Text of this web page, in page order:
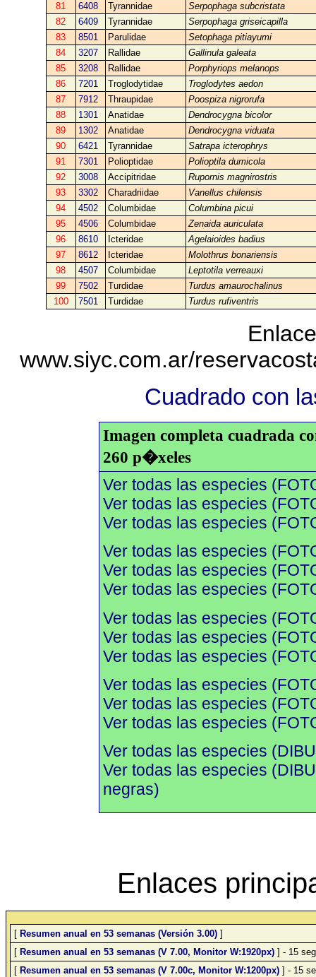
81
6408 Tyrannidae
Serpophaga subcristata
82
6409 Tyrannidae
Serpophaga griseicapilla
83
8501 Parulidae
Setophaga pitiayumi
84
3207 Rallidae
Gallinula galeata
85
3208 Rallidae
Porphyriops melanops
86
7201 Troglodytidae
Troglodytes aedon
87
7912 Thraupidae
Poospiza nigrorufa
88
1301 Anatidae
Dendrocygna bicolor
89
1302 Anatidae
Dendrocygna viduata
90
6421 Tyrannidae
Satrapa icterophrys
91
7301 Polioptidae
Polioptila dumicola
92
3008 Accipitridae
Rupornis magnirostris
93
3302 Charadriidae
Vanellus chilensis
94
4502 Columbidae
Columbina picui
95
4506 Columbidae
Zenaida auriculata
96
8610 Icteridae
Agelaioides badius
97
8612 Icteridae
Molothrus bonariensis
98
4507 Columbidae
Leptotila verreauxi
99
7502 Turdidae
Turdus amaurochalinus
100
7501 Turdidae Turdus rufiventris
www.siyc.com.ar/
Cuadrado con
Imagen completa cuadrada
260 p�xeles
Ver todas las especies
Ver todas las especies
Ver todas las especies
Ver todas las especies
Ver todas las especies
Ver todas las especies
Ver todas las especies
Ver todas las especies
Ver todas las especies
Ver todas las especies
Ver todas las especies
Ver todas las especies
Ver todas las especies
Ver todas las especies
negras)
Enlaces
[ Resumen anual en 53 semanas (Versión 3.00) ]
[ Resumen anual en 53 semanas (V 7.00, Monitor W:1920px) ] - 15
[ Resumen anual en 53 semanas (V 7.00c, Monitor W:1200px) ] - 15